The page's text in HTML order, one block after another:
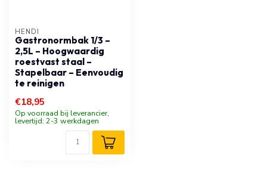
HENDI
Gastronormbak 1/3 –
2,5L – Hoogwaardig
roestvast staal –
Stapelbaar – Eenvoudig
te reinigen
€18,95
Op voorraad bij leverancier,
levertijd: 2-3 werkdagen